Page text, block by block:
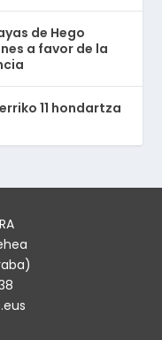
de Hego
a favor de la
11 hondartza